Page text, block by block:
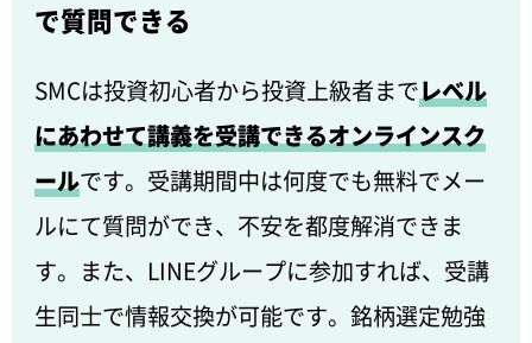
で質問できる
SMCは投資初心者から投資上級者までレベル
にあわせて講義を受講できるオンラインスク
ールです。受講期間中は何度でも無料でメー
ルにて質問ができ、不安を都度解消できま
す。また、LINEグループに参加すれば、受講
生同士で情報交換が可能です。銘柄選定勉強